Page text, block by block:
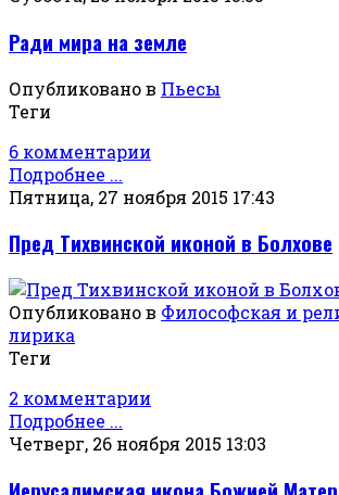
Ради мира на земле
Опубликовано в Пьесы
Теги
6 комментарии
Подробнее ...
Пятница, 27 ноября 2015 17:43
Пред Тихвинской иконой в Болхове
Опубликовано в Философская и
лирика
Теги
2 комментарии
Подробнее ...
Четверг, 26 ноября 2015 13:03